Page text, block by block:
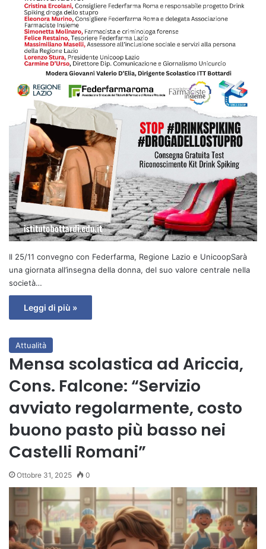
Il 25/11 convegno con Federfarma, Regione Lazio e UnicoopSarà
una giornata all’insegna della donna, del suo valore centrale nella
società…
Leggi di più »
Attualità
Mensa scolastica ad Ariccia,
Cons. Falcone: “Servizio
avviato regolarmente, costo
buono pasto più basso nei
Castelli Romani”
Ottobre 31, 2025 0